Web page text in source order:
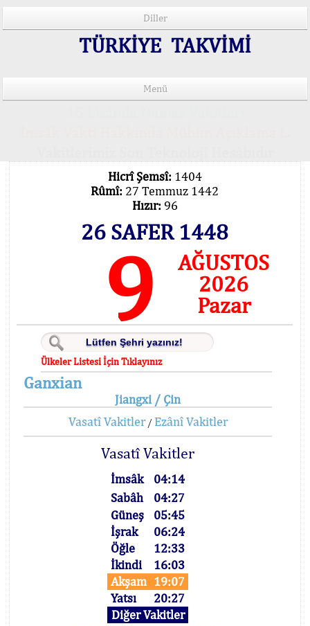
Diller
TÜRKİYE TAKVİMİ
Menü
Hicrî Şemsî: 1404
Rûmî: 27 Temmuz 1442
Hızır: 96
26 SAFER 1448
9
AĞUSTOS
2026
Pazar
Ülkeler Listesi İçin Tıklayınız
Ganxian
Jiangxi / Çin
Vasatî Vakitler/ Ezânî Vakitler
Vasatî Vakitler
İmsâk
04:14
Sabâh
04:27
Güneş
05:45
İşrak
06:24
Öğle
12:33
İkindi
16:03
Akşam 19:07
Yatsı
20:27
Diğer Vakitler